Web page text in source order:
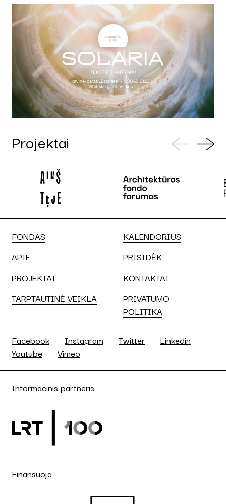
Projektai
FONDAS
APIE
PROJEKTAI
TARPTAUTINĖ VEIKLA
KALENDORIUS
PRISIDĖK
KONTAKTAI
PRIVATUMO
POLITIKA
Facebook Instagram Twitter
Linkedin
Youtube
Vimeo
Informacinis partneris
Finansuoja